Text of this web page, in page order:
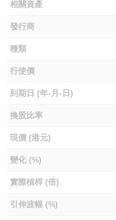
相關資產
發行商
種類
行使價
到期日 (年-月-日)
換股比率
現價 (港元)
變化 (%)
實際槓桿 (倍)
引伸波幅 (%)